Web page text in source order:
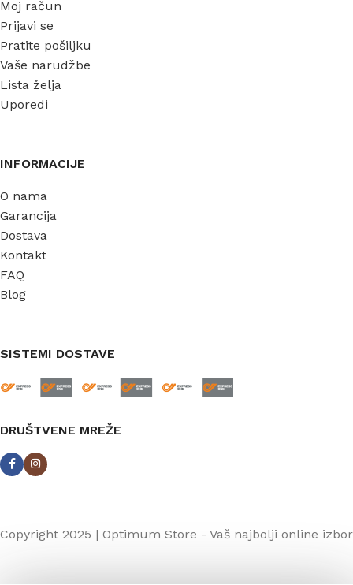
Moj račun
Prijavi se
Pratite pošiljku
Vaše narudžbe
Lista želja
Uporedi
INFORMACIJE
O nama
Garancija
Dostava
Kontakt
FAQ
Blog
SISTEMI DOSTAVE
DRUŠTVENE MREŽE
Copyright 2025 | Optimum Store - Vaš najbolji online izbor